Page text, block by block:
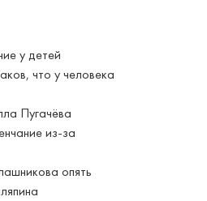
у детей
что у человека
Пугачёва
из-за
опять